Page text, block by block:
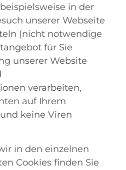
in der
unserer Webseite
(nicht notwendige
für Sie
unserer Website
verarbeiten,
auf Ihrem
keine Viren
in den einzelnen
Cookies finden Sie